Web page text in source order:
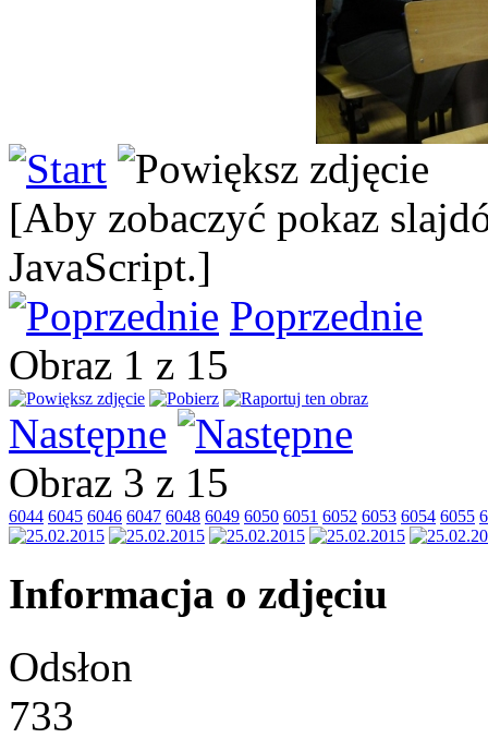
[Aby zobaczyć pokaz
JavaScript.]
Poprzednie
Obraz 1 z 15
Następne
Obraz 3 z 15
6044 6045 6046 6047 6048 6049 6050 6051 6052 6053 6054 6055
Informacja o zdjęciu
Odsłon
733